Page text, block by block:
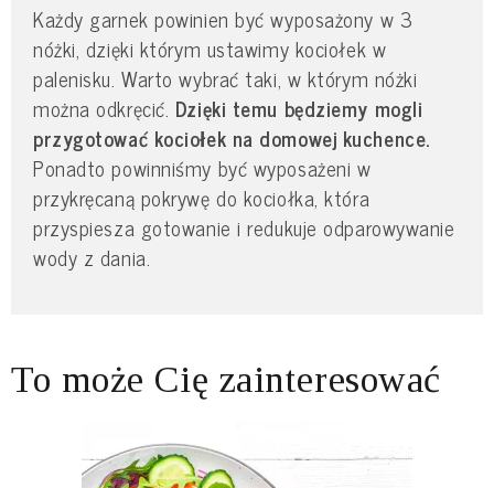
Każdy garnek powinien być wyposażony w 3
nóżki, dzięki którym ustawimy kociołek w
palenisku. Warto wybrać taki, w którym nóżki
można odkręcić. Dzięki temu będziemy mogli
przygotować kociołek na domowej kuchence.
Ponadto powinniśmy być wyposażeni w
przykręcaną pokrywę do kociołka, która
przyspiesza gotowanie i redukuje odparowywanie
wody z dania.
To może Cię zainteresować